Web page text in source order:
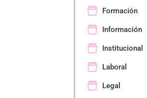
Formación
Información
Institucional
Laboral
Legal